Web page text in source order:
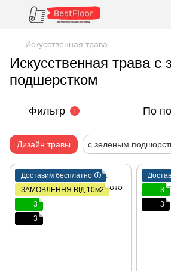
Искусственная трава
Искусственная трава с
подшерстком
Фильтр 1 По
Дизайн травы с зеленым
Доставим бесплатно 🛈
ЗАМОВЛЕННЯ ВІД 10м2
3
3
3
3